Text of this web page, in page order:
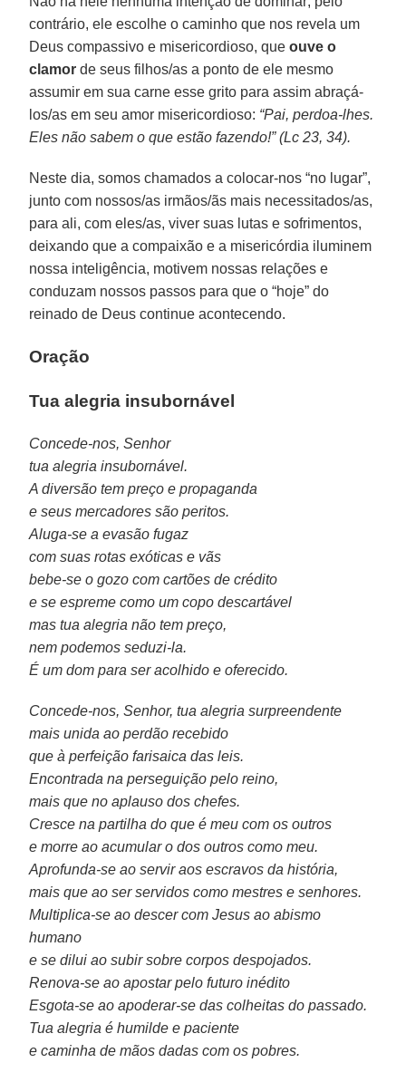
contrário, ele escolhe o caminho que nos revela um
Deus compassivo e misericordioso, queouve o
clamor de seus filhos/as a ponto de ele mesmo
assumir em sua carne esse grito para assim abraçá-
los/as em seu amor misericordioso: “Pai, perdoa-lhes.
Eles não sabem o que estão fazendo!” (Lc 23, 34).
Neste dia, somos chamados a colocar-nos “no lugar”,
junto com nossos/as irmãos/ãs mais necessitados/as,
para ali, com eles/as, viver suas lutas e sofrimentos,
deixando que a compaixão e a misericórdia iluminem
nossa inteligência, motivem nossas relações e
conduzam nossos passos para que o “hoje” do
reinado de Deus continue acontecendo.
Oração
Tua alegria insubornável
Concede-nos, Senhor
tua alegria insubornável.
A diversão tem preço e propaganda
e seus mercadores são peritos.
Aluga-se a evasão fugaz
com suas rotas exóticas e vãs
bebe-se o gozo com cartões de crédito
e se espreme como um copo descartável
mas tua alegria não tem preço,
nem podemos seduzi-la.
É um dom para ser acolhido e oferecido.
Concede-nos, Senhor, tua alegria surpreendente
mais unida ao perdão recebido
que à perfeição farisaica das leis.
Encontrada na perseguição pelo reino,
mais que no aplauso dos chefes.
Cresce na partilha do que é meu com os outros
e morre ao acumular o dos outros como meu.
Aprofunda-se ao servir aos escravos da história,
mais que ao ser servidos como mestres e senhores.
Multiplica-se ao descer com Jesus ao abismo
humano
e se dilui ao subir sobre corpos despojados.
Renova-se ao apostar pelo futuro inédito
Esgota-se ao apoderar-se das colheitas do passado.
Tua alegria é humilde e paciente
e caminha de mãos dadas com os pobres.